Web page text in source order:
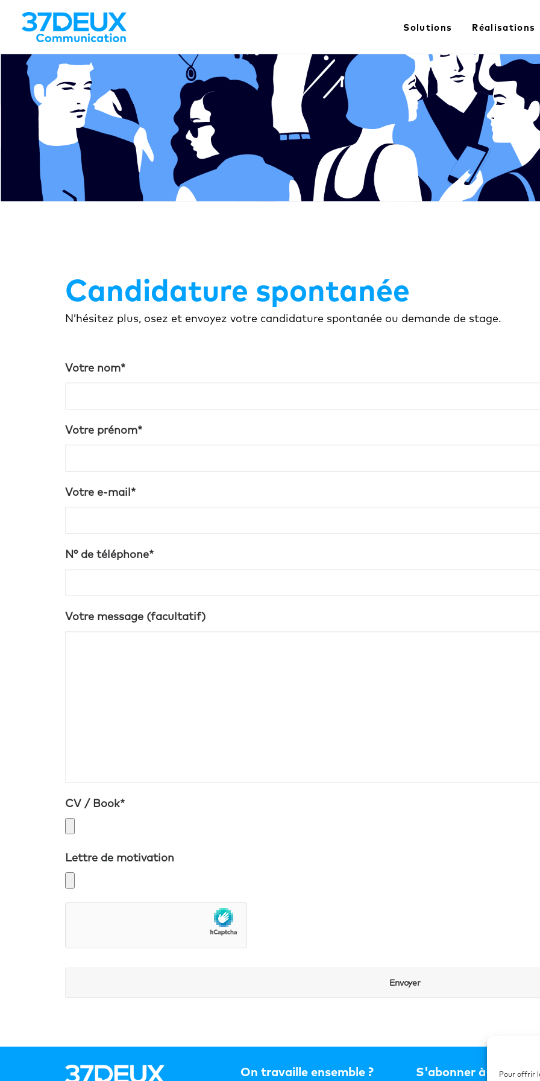
Pour offrir
Solutions Réalisations
Candidature spontanée
N’hésitez plus, osez et envoyez votre candidature spontanée ou demande de stage.
Votre nom*
Votre prénom*
Votre e-mail*
N° de téléphone*
Votre message (facultatif)
CV / Book*
Lettre de motivation
On travaille ensemble ? S'abonner à la